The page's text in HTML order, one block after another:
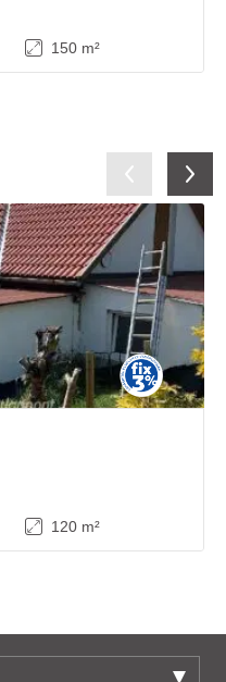
150 m²
120 m²